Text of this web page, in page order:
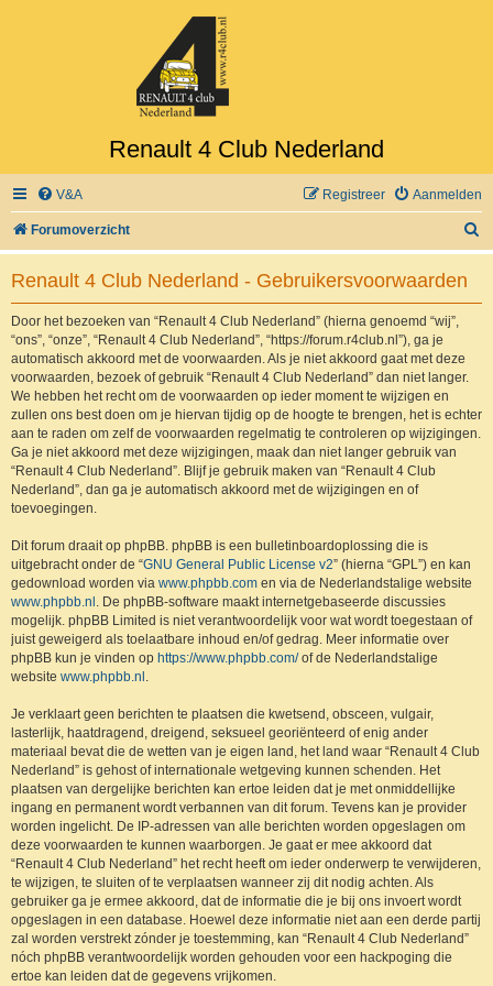
Renault 4 Club Nederland
V&A Aanmelden
Registreer
Forumoverzicht
o
Renault 4 Club Nederland - Gebruikersvoorwaarden
Door het bezoeken van “Renault 4 Club Nederland” (hierna genoemd “wij”,
“ons”, “onze”, “Renault 4 Club Nederland”, “https://forum.r4club.nl”), ga je
automatisch akkoord met de voorwaarden. Als je niet akkoord gaat met deze
voorwaarden, bezoek of gebruik “Renault 4 Club Nederland” dan niet langer.
We hebben het recht om de voorwaarden op ieder moment te wijzigen en
zullen ons best doen om je hiervan tijdig op de hoogte te brengen, het is echter
aan te raden om zelf de voorwaarden regelmatig te controleren op wijzigingen.
Ga je niet akkoord met deze wijzigingen, maak dan niet langer gebruik van
“Renault 4 Club Nederland”. Blijf je gebruik maken van “Renault 4 Club
Nederland”, dan ga je automatisch akkoord met de wijzigingen en of
toevoegingen.
Dit forum draait op phpBB. phpBB is een bulletinboardoplossing die is
uitgebracht onder de “GNU General Public License v2” (hierna “GPL”) en kan
gedownload worden via www.phpbb.com en via de Nederlandstalige website
www.phpbb.nl . De phpBB-software maakt internetgebaseerde discussies
mogelijk. phpBB Limited is niet verantwoordelijk voor wat wordt toegestaan of
juist geweigerd als toelaatbare inhoud en/of gedrag. Meer informatie over
phpBB kun je vinden op https://www.phpbb.com/of de Nederlandstalige
website www.phpbb.nl .
Je verklaart geen berichten te plaatsen die kwetsend, obsceen, vulgair,
lasterlijk, haatdragend, dreigend, seksueel georiënteerd of enig ander
materiaal bevat die de wetten van je eigen land, het land waar “Renault 4 Club
Nederland” is gehost of internationale wetgeving kunnen schenden. Het
plaatsen van dergelijke berichten kan ertoe leiden dat je met onmiddellijke
ingang en permanent wordt verbannen van dit forum. Tevens kan je provider
worden ingelicht. De IP-adressen van alle berichten worden opgeslagen om
deze voorwaarden te kunnen waarborgen. Je gaat er mee akkoord dat
“Renault 4 Club Nederland” het recht heeft om ieder onderwerp te verwijderen,
te wijzigen, te sluiten of te verplaatsen wanneer zij dit nodig achten. Als
gebruiker ga je ermee akkoord, dat de informatie die je bij ons invoert wordt
opgeslagen in een database. Hoewel deze informatie niet aan een derde partij
zal worden verstrekt zónder je toestemming, kan “Renault 4 Club Nederland”
nóch phpBB verantwoordelijk worden gehouden voor een hackpoging die
ertoe kan leiden dat de gegevens vrijkomen.